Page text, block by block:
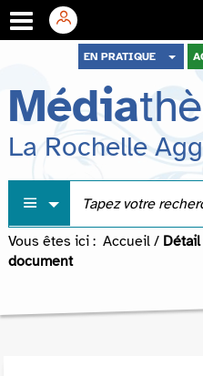
menu
contenu
recherche
EN PRATIQUE
Média
La Rochelle
Vous êtes ici : Accueil /
document